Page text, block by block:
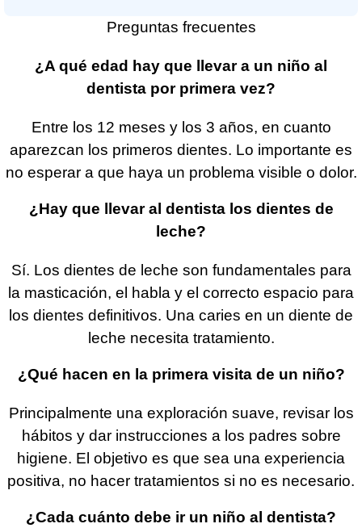
Preguntas frecuentes
¿A qué edad hay que llevar a un niño al
dentista por primera vez?
Entre los 12 meses y los 3 años, en cuanto
aparezcan los primeros dientes. Lo importante es
no esperar a que haya un problema visible o dolor.
¿Hay que llevar al dentista los dientes de
leche?
Sí. Los dientes de leche son fundamentales para
la masticación, el habla y el correcto espacio para
los dientes definitivos. Una caries en un diente de
leche necesita tratamiento.
¿Qué hacen en la primera visita de un niño?
Principalmente una exploración suave, revisar los
hábitos y dar instrucciones a los padres sobre
higiene. El objetivo es que sea una experiencia
positiva, no hacer tratamientos si no es necesario.
¿Cada cuánto debe ir un niño al dentista?